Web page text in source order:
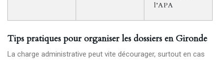
l’APA
Tips pratiques pour organiser les dossiers en Gironde
La charge administrative peut vite décourager, surtout en cas